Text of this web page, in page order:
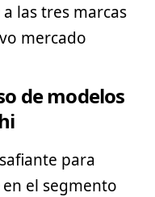
las tres marcas
mercado
de modelos
para
el segmento